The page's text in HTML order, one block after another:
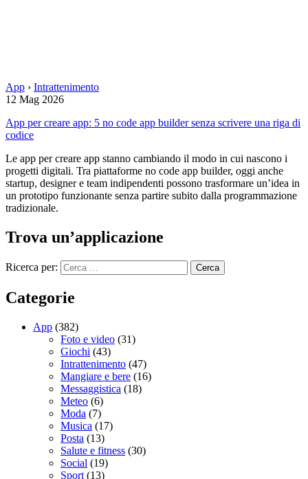
App › Intrattenimento
12 Mag 2026
App per creare app: 5 no code app builder senza scrivere una riga di
codice
Le app per creare app stanno cambiando il modo in cui nascono i
progetti digitali. Tra piattaforme no code app builder, oggi anche
startup, designer e team indipendenti possono trasformare un’idea in
un prototipo funzionante senza partire subito dalla programmazione
tradizionale.
Trova un’applicazione
Ricerca per:
Categorie
App (382)
Foto e video (31)
Giochi (43)
Intrattenimento (47)
Mangiare e bere (16)
Messaggistica (18)
Meteo (6)
Moda (7)
Musica (17)
Posta (13)
Salute e fitness (30)
Social (19)
Sport (13)